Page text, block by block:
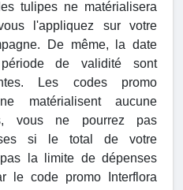
tulipes ne matérialisera
l'appliquez sur votre
De même, la date
de validité sont
Les codes promo
matérialisent aucune
vous ne pourrez pas
si le total de votre
la limite de dépenses
le code promo Interflora